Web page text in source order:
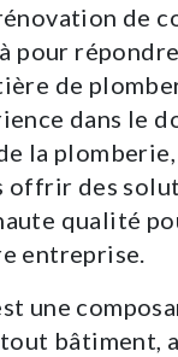
de
pour
de
dans le
la plomberie,
offrir des
qualité
entreprise.
une
bâtiment,